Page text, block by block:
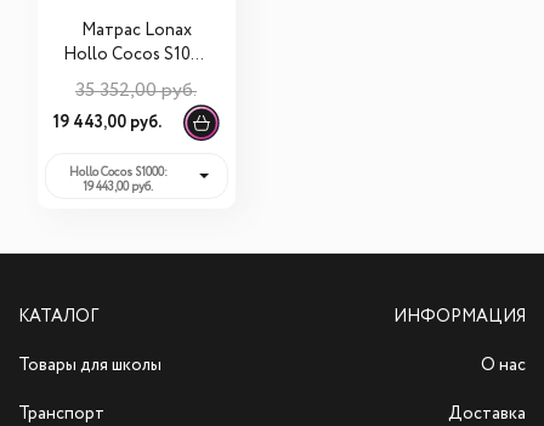
Матрас Lonax
Hollo Cocos S1000
90х190х21
35 352,00 руб.
19 443,00 руб.
Hollo Cocos S1000:
19 443,00 руб.
КАТАЛОГ
Товары для школы
Транспорт
ИНФОРМАЦИЯ
О нас
Доставка